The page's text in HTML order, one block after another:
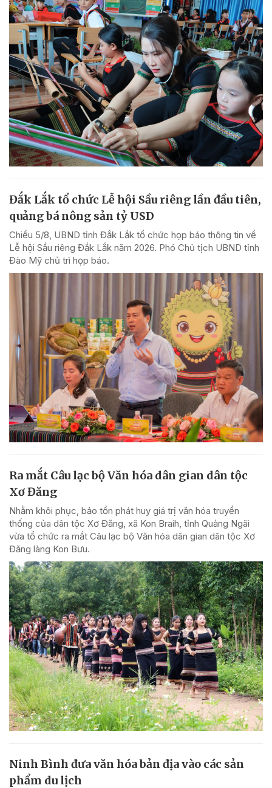
Đắk Lắk tổ chức Lễ hội Sầu riêng lần đầu tiên,
quảng bá nông sản tỷ USD
Chiều 5/8, UBND tỉnh Đắk Lắk tổ chức họp báo thông tin về
Lễ hội Sầu riêng Đắk Lắk năm 2026. Phó Chủ tịch UBND tỉnh
Đào Mỹ chủ trì họp báo.
Ra mắt Câu lạc bộ Văn hóa dân gian dân tộc
Xơ Đăng
Nhằm khôi phục, bảo tồn phát huy giá trị văn hóa truyền
thống của dân tộc Xơ Đăng, xã Kon Braih, tỉnh Quảng Ngãi
vừa tổ chức ra mắt Câu lạc bộ Văn hóa dân gian dân tộc Xơ
Đăng làng Kon Bưu.
Ninh Bình đưa văn hóa bản địa vào các sản
phẩm du lịch